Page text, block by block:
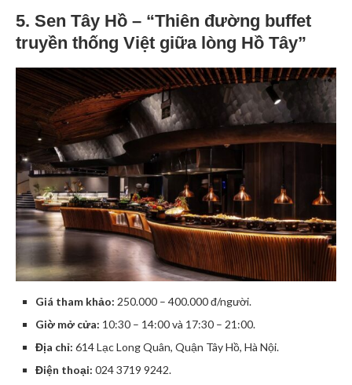
5. Sen Tây Hồ – “Thiên đường buffet
truyền thống Việt giữa lòng Hồ Tây”
Giá tham khảo: 250.000 – 400.000 đ/người.
Giờ mở cửa: 10:30 – 14:00 và 17:30 – 21:00.
Địa chỉ: 614 Lạc Long Quân, Quận Tây Hồ, Hà Nội.
Điện thoại: 024 3719 9242.